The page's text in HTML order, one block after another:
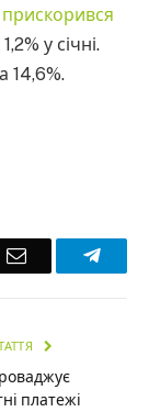
прискорився
у січні.
14,6%.
Email
платежі